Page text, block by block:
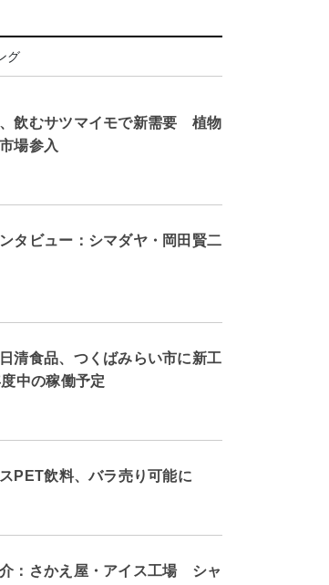
グ
飲むサツマイモで新需要 植物
場参入
ンタビュー：シマダヤ・岡田賢二
日清食品、つくばみらい市に新工
中の稼働予定
PET飲料、バラ売り可能に
：さかえ屋・アイス工場 シャ